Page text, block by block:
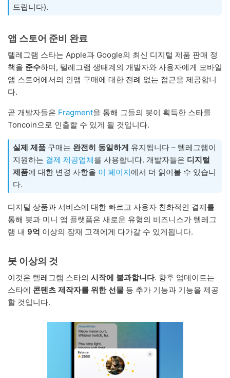
드립니다).
앱 스토어 준비 완료
텔레그램 스타는 Apple과 Google의 최신 디지털 제품 판매 정
책을 준수하며, 텔레그램 생태계의 개발자와 사용자에게 모바일
앱 스토어에서의 인앱 구매에 대한 전례 없는 접근을 제공합니
다.
곧 개발자들은 Fragment을 통해 그들의 봇이 획득한 스타를
Toncoin으로 인출할 수 있게 될 것입니다.
실제 제품 구매는 완전히 동일하게 유지됩니다 – 텔레그램이
지원하는 결제 제공업체를 사용합니다. 개발자들은 디지털
제품에 대한 변경 사항을 이 페이지에서 더 읽어볼 수 있습니
다.
디지털 상품과 서비스에 대한 빠르고 사용자 친화적인 결제를
통해 봇과 미니 앱 플랫폼은 새로운 유형의 비즈니스가 텔레그
램 내 9억 이상의 잠재 고객에게 다가갈 수 있게됩니다.
봇 이상의 것
이것은 텔레그램 스타의 시작에 불과합니다. 향후 업데이트는
스타에 콘텐츠 제작자를 위한 선물 등 추가 기능과 기능을 제공
할 것입니다.